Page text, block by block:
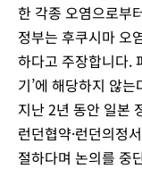
한 각종 오염으로부
정부는 후쿠시마 오
하다고 주장합니다.
기’에 해당하지 않
지난 2년 동안 일본
런던협약·런던의정
절하다며 논의를 중